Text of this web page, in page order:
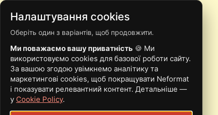
РЕДАКЦІЙНИЙ ТОП:
НАЙКРАЩІ АЛЬБОМИ
2021 ВІД ЯРИНИ
ДЕНИСЮК
Налаштування cookies
Оберіть один з варіантів, щоб продовжити.
Ми поважаємо вашу приватність 🍪 Ми
використовуємо cookies для базової роботи сайту.
За вашою згодою увімкнемо аналітику та
маркетингові cookies, щоб покращувати Neformat
і показувати релевантний контент. Детальніше —
у Cookie Policy.